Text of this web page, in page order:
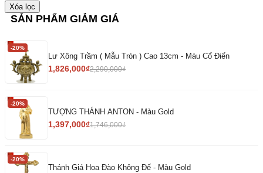
Xóa lọc
SẢN PHẨM GIẢM GIÁ
-20%
Lư Xông Trầm ( Mẫu Tròn ) Cao 13cm - Màu Cổ Điển
1,826,000₫2,290,000₫
-20%
TƯỢNG THÁNH ANTON - Màu Gold
1,397,000₫1,746,000₫
-20%
Thánh Giá Hoa Đào Không Đế - Màu Gold